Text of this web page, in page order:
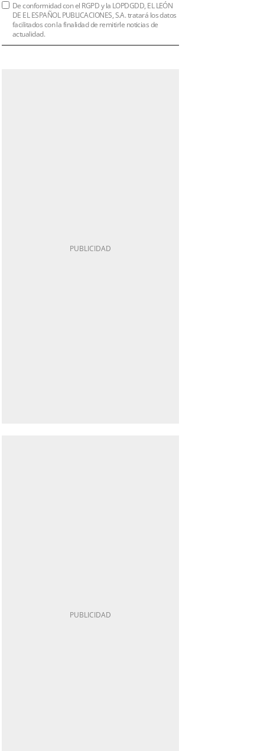
De conformidad con el RGPD y la LOPDGDD, EL LEÓN
DE EL ESPAÑOL PUBLICACIONES, S.A. tratará los datos
facilitados con la finalidad de remitirle noticias de
actualidad.